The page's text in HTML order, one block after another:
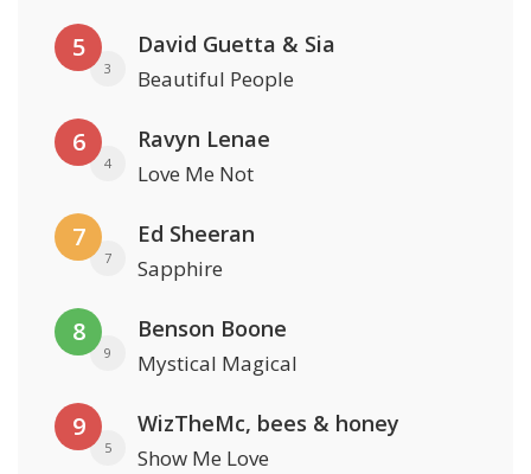
5
3
David Guetta & Sia
Beautiful People
6
4
Ravyn Lenae
Love Me Not
7
7
Ed Sheeran
Sapphire
8
9
Benson Boone
Mystical Magical
9
5
WizTheMc, bees & honey
Show Me Love